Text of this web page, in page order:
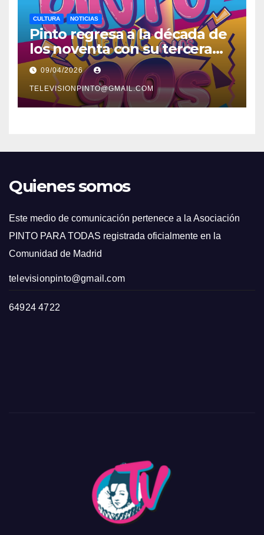
CULTURA NOTICIAS
Pinto regresa a la década de
los noventa con su tercera
feria temática y deportiva
09/04/2026
TELEVISIONPINTO@GMAIL.COM
Quienes somos
Este medio de comunicación pertenece a la Asociación
PINTO PARA TODAS registrada oficialmente en la
Comunidad de Madrid
televisionpinto@gmail.com
64924 4722